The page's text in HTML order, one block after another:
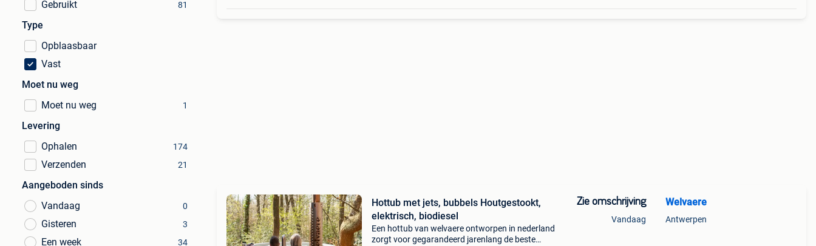
Gebruikt 81
Type
Opblaasbaar
Vast
Moet nu weg
Moet nu weg
1
Levering
Ophalen
174
Verzenden 21
Aangeboden sinds
Vandaag
0
Gisteren 3
Een week 34
Hottub met jets, bubbels Houtgestookt,
elektrisch, biodiesel
Een hottub van welvaere ontworpen in nederland
zorgt voor gegarandeerd jarenlang de beste
Zie omschrijving
Vandaag
Welvaere
Antwerpen